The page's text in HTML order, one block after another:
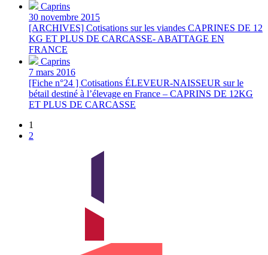
Caprins
30 novembre 2015
[ARCHIVES] Cotisations sur les viandes CAPRINES DE 12
KG ET PLUS DE CARCASSE- ABATTAGE EN
FRANCE
Caprins
7 mars 2016
[Fiche n°24 ] Cotisations ÉLEVEUR-NAISSEUR sur le
bétail destiné à l’élevage en France – CAPRINS DE 12KG
ET PLUS DE CARCASSE
1
2